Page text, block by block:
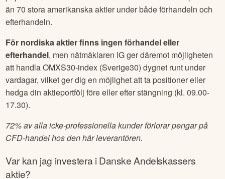
IG* är en mäklare som erbjuder möjlighet till för- och
efterhandeln på de amerikanska marknaderna, för såväl
än 70 stora amerikanska aktier under både förhandeln och
efterhandeln.
För nordiska aktier finns ingen förhandel eller
efterhandel, men nätmäklaren IG ger däremot möjligheten
att handla OMXS30-index (Sverige30) dygnet runt under
hedga din aktieportfölj före eller efter stängning (kl. 09.00-
17.30).
72% av alla icke-professionella kunder förlorar pengar på
CFD-handel hos den här leverantören.